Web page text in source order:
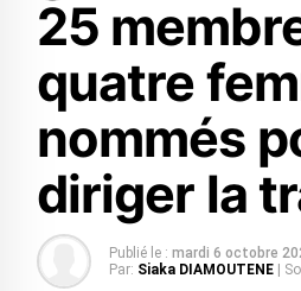
25
quatre
nommés
diriger la
Publié le : mardi 6 octobre
Par: Siaka DIAMOUTENE |